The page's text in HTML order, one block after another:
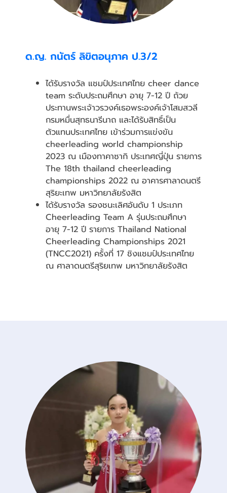
ด.ญ. กนัตร์ ลิขิตอนุภาค ป.3/2
ได้รับรางวัล แชมป์ประเทศไทย cheer dance
team ระดับประถมศึกษา อายุ 7-12 ปี ถ้วย
ประทานพระเจ้าวรวงค์เธอพระองค์เจ้าโสมสวลี
กรมหมื่นสุทธนารีนาถ และได้รับสิทธิ์เป็น
ตัวแทนประเทศไทย เข้าร่วมการแข่งขัน
cheerleading world championship
2023 ณ เมืองทาคาซากิ ประเทศญี่ปุ่น รายการ
The 18th thailand cheerleading
championships 2022 ณ อาคารศาลาดนตรี
สุริยะเทพ มหาวิทยาลัยรังสิต
ได้รับรางวัล รองชนะเลิศอันดับ 1 ประเภท
Cheerleading Team A รุ่นประถมศึกษา
อายุ 7-12 ปี รายการ Thailand National
Cheerleading Championships 2021
(TNCC2021) ครั้งที่ 17 ชิงแชมป์ประเทศไทย
ณ ศาลาดนตรีสุริยเทพ มหาวิทยาลัยรังสิต